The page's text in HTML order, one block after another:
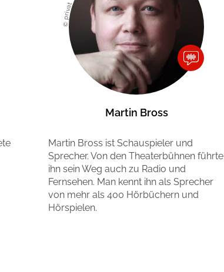
© privat
Martin Bross
Martin Bross ist Schauspieler und
Sprecher. Von den Theaterbühnen führte
ihn sein Weg auch zu Radio und
Fernsehen. Man kennt ihn als Sprecher
von mehr als 400 Hörbüchern und
Hörspielen.